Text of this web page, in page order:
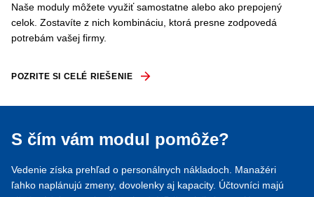
Naše moduly môžete využiť samostatne alebo ako prepojený
celok. Zostavíte z nich kombináciu, ktorá presne zodpovedá
potrebám vašej firmy.
POZRITE SI CELÉ RIEŠENIE
S čím vám modul pomôže?
Vedenie získa prehľad o personálnych nákladoch. Manažéri
ľahko naplánujú zmeny, dovolenky aj kapacity. Účtovníci majú